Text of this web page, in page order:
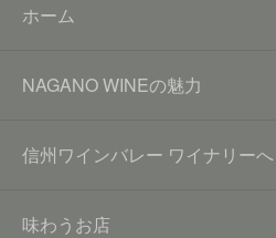
ホーム
NAGANO WINEの魅力
信州ワインバレー ワイナリーへ
味わうお店